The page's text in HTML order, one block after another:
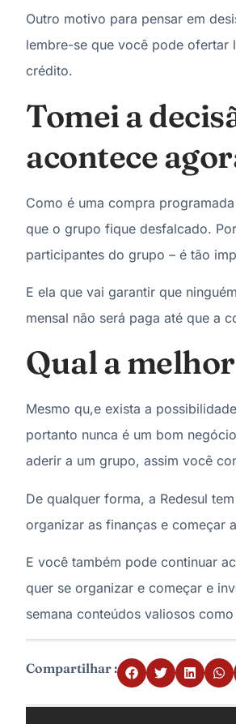
Outro motivo para pensar em
lembre-se que você pode ofertar
crédito.
Tomei a
acontece
Como é uma compra
que o grupo fique desfalcado.
participantes do grupo – é tão
E ela que vai garantir que
mensal não será paga até que a
Qual a
Mesmo qu,e exista a
portanto nunca é um bom
aderir a um grupo, assim você
De qualquer forma, a Redesul
organizar as finanças e começar
E você também pode continuar
quer se organizar e começar e
semana conteúdos valiosos como
Compartilhar :